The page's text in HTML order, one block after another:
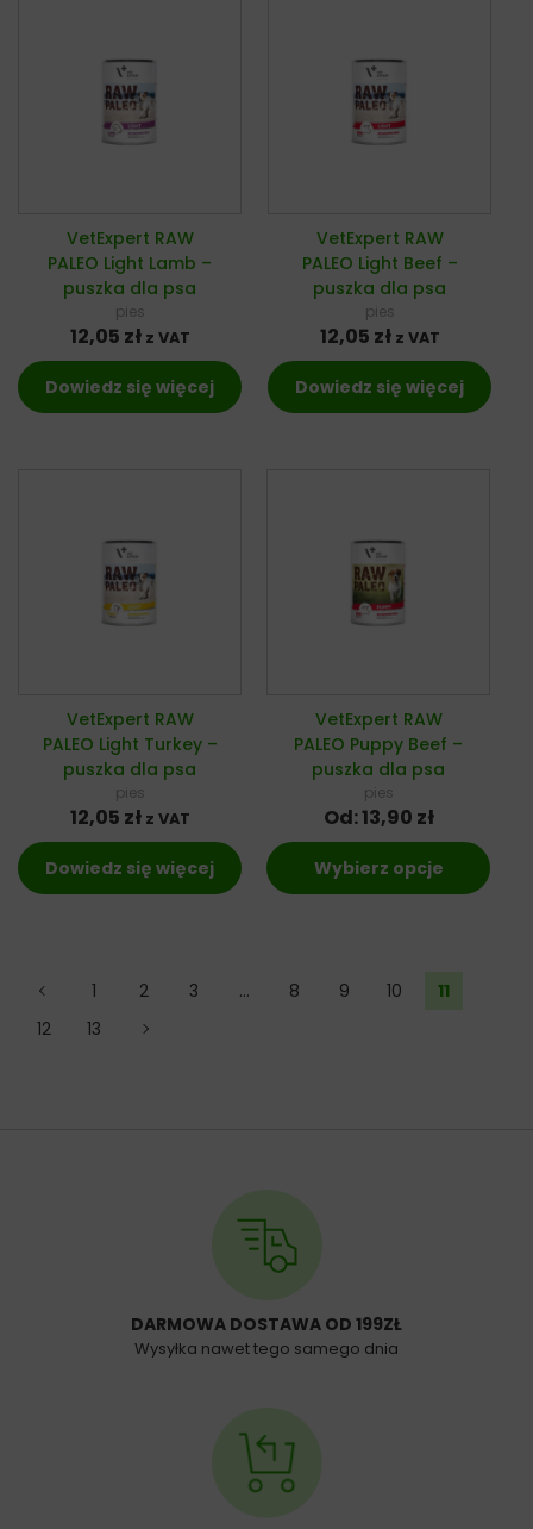
VetExpert RAW
PALEO Light Lamb –
puszka dla psa
pies
12,05 zł z VAT
Dowiedz się więcej
VetExpert RAW
PALEO Light Beef –
puszka dla psa
pies
12,05 zł z VAT
Dowiedz się więcej
VetExpert RAW
PALEO Light Turkey –
puszka dla psa
pies
12,05 zł z VAT
Dowiedz się więcej
VetExpert RAW
PALEO Puppy Beef –
puszka dla psa
pies
Od:13,90 zł
Wybierz opcje
← 1 2 3 … 8 9 10
11
12
13 →
DARMOWA DOSTAWA OD 199ZŁ
Wysyłka nawet tego samego dnia